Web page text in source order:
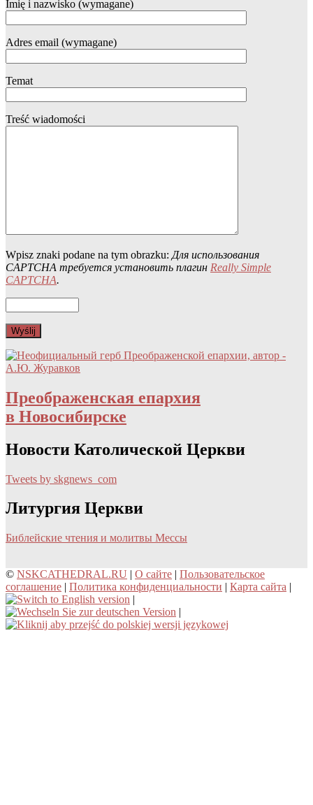
Imię i nazwisko (wymagane)
Adres email (wymagane)
Temat
Treść wiadomości
Wpisz znaki podane na tym obrazku: Для использования
CAPTCHA требуется установить плагин Really Simple
CAPTCHA.
Преображенская епархия
в Новосибирске
Новости Католической Церкви
Tweets by skgnews_com
Литургия Церкви
Библейские чтения и молитвы Мессы
© NSKCATHEDRAL.RU | О сайте | Пользовательское
соглашение | Политика конфиденциальности | Карта сайта |
|
|